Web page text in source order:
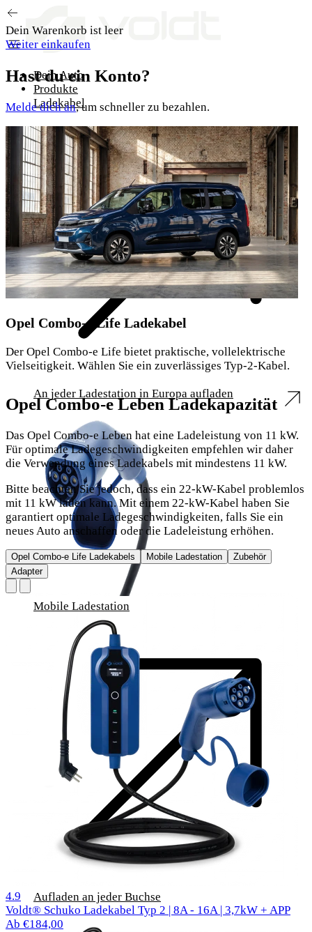
Zum Inhalt springen
Dein Auto
Produkte
Ladekabel
An jeder Ladestation in Europa aufladen
Mobile Ladestation
Aufladen an jeder Buchse
Dein Warenkorb ist leer
Weiter einkaufen
Hast du ein Konto?
Melde dich an, um schneller zu bezahlen.
Opel Combo-e Life Ladekabel
Der Opel Combo-e Life bietet praktische, vollelektrische
Vielseitigkeit. Wählen Sie ein zuverlässiges Typ-2-Kabel.
Opel Combo-e Leben Ladekapazität
Das Opel Combo-e Leben hat eine Ladeleistung von 11 kW.
Für optimale Ladegeschwindigkeiten empfehlen wir daher
die Verwendung eines Ladekabels mit mindestens 11 kW.
Bitte beachten Sie jedoch, dass ein 22-kW-Kabel problemlos
mit 11 kW laden kann. Mit einem 22-kW-Kabel haben Sie
garantiert optimale Ladegeschwindigkeiten, falls Sie ein
neues Auto anschaffen oder die Ladeleistung erhöhen.
Opel Combo-e Life Ladekabels Mobile Ladestation
Zubehör
Adapter
4.9 1000 Bewertungen
Voldt® Schuko Ladekabel Typ 2 | 8A - 16A | 3,7kW + APP
Ab €184,00